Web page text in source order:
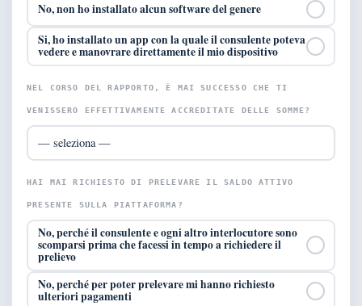
No, non ho installato alcun software del genere
Si, ho installato un app con la quale il consulente poteva
vedere e manovrare direttamente il mio dispositivo
NEL CORSO DEL RAPPORTO, È MAI SUCCESSO CHE TI
VENISSERO EFFETTIVAMENTE ACCREDITATE DELLE SOMME?
HAI MAI RICHIESTO DI PRELEVARE IL SALDO ATTIVO
PRESENTE SULLA PIATTAFORMA?
No, perché il consulente e ogni altro interlocutore sono
scomparsi prima che facessi in tempo a richiedere il
prelievo
No, perché per poter prelevare mi hanno richiesto
ulteriori pagamenti